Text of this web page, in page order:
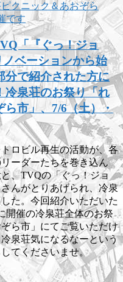
「『ぐっ！ジョ
ベーションから始
分で紹介された方に
冷泉荘のお祭り「れ
ら市」、7/6（土）・
ロビル再生の活動が、各
ーダーたちを巻き込ん
、TVQの「ぐっ！ジョ
んがとりあげられ、冷泉
た。今回紹介いただいた
開催の冷泉荘全体のお祭
ら市」にてご覧いただけ
泉荘気になるなーという
てくださいませ。